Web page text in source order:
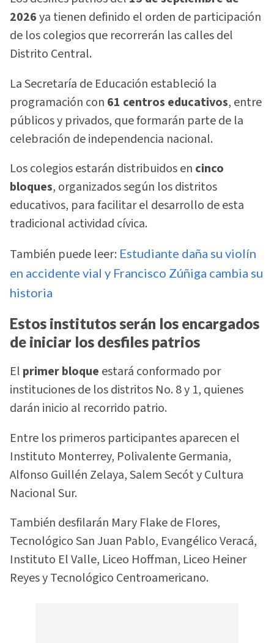
2026ya tienen definido el orden de participación
de los colegios que recorrerán las calles del
Distrito Central.
La Secretaría de Educación estableció la
programación con 61 centros educativos, entre
públicos y privados, que formarán parte de la
celebración de independencia nacional.
Los colegios estarán distribuidos en cinco
bloques, organizados según los distritos
educativos, para facilitar el desarrollo de esta
tradicional actividad cívica.
También puede leer: Estudiante daña su violín
en accidente vial y Francisco Zúñiga cambia su
historia
Estos institutos serán los encargados
de iniciar los desfiles patrios
El primer bloque estará conformado por
instituciones de los distritos No. 8 y 1, quienes
darán inicio al recorrido patrio.
Entre los primeros participantes aparecen el
Instituto Monterrey, Polivalente Germania,
Alfonso Guillén Zelaya, Salem Secót y Cultura
Nacional Sur.
También desfilarán Mary Flake de Flores,
Tecnológico San Juan Pablo, Evangélico Veracá,
Instituto El Valle, Liceo Hoffman, Liceo Heiner
Reyes y Tecnológico Centroamericano.